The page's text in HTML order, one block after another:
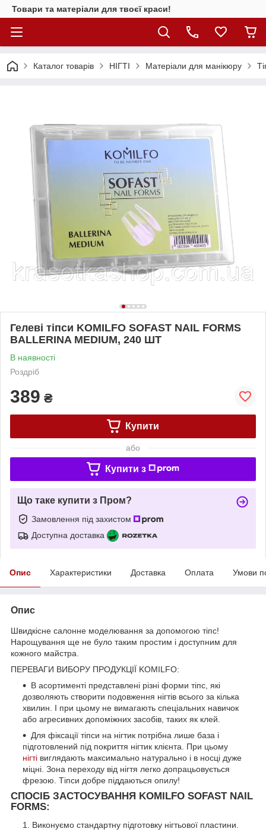
Товари та матеріали для твоєї краси!
Каталог товарiв НІГТІ Матеріали для манікюру
Гелеві тіпси KOMILFO SOFAST NAIL FORMS
BALLERINA MEDIUM, 240 ШТ
В наявності
Роздріб
389 ₴
Купити
або
Купити з
Що таке купити з Пром?
Замовлення під захистом
Доступна доставка
Опис Характеристики Доставка Оплата Умови
Опис
Швидкісне салонне моделювання за допомогою тіпс!
Нарощування ще не було таким простим і доступним для
кожного майстра.
ПЕРЕВАГИ ВИБОРУ ПРОДУКЦІЇ KOMILFO:
В асортименті представлені різні форми тіпс, які
дозволяють створити подовження нігтів всього за кілька
хвилин. І при цьому не вимагають спеціальних навичок
або агресивних допоміжних засобів, таких як клей.
Для фіксації тіпси на нігтик потрібна лише база і
підготовлений під покриття нігтик клієнта. При цьому
нігті виглядають максимально натурально і в носці дуже
міцні. Зона переходу від нігтя легко допрацьовується
фрезою. Тіпси добре піддаються опилу!
СПОСІБ ЗАСТОСУВАННЯ KOMILFO SOFAST NAIL
FORMS:
Виконуємо стандартну підготовку нігтьової пластини.